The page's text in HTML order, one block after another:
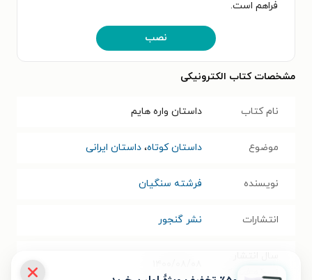
فراهم است.
نصب
مشخصات کتاب الکترونیکی
نام کتاب داستان واره هایم
موضوع داستان کوتاه، داستان ایرانی
نویسنده فرشته سنگیان
انتشارات نشر گنجور
نسخه فیزیکی